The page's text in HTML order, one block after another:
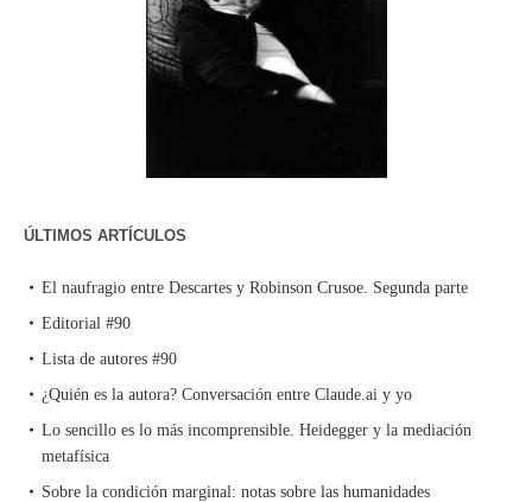
ÚLTIMOS ARTÍCULOS
El naufragio entre Descartes y Robinson Crusoe. Segunda parte
Editorial #90
Lista de autores #90
¿Quién es la autora? Conversación entre Claude.ai y yo
Lo sencillo es lo más incomprensible. Heidegger y la mediación
metafísica
Sobre la condición marginal: notas sobre las humanidades